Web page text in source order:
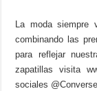
La moda siempre
combinando las
para reflejar
zapatillas visita
sociales